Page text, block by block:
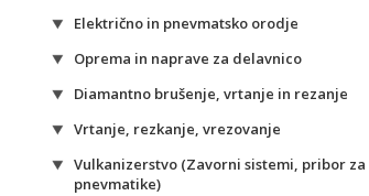
Električno in pnevmatsko orodje
Oprema in naprave za delavnico
Diamantno brušenje, vrtanje in rezanje
Vrtanje, rezkanje, vrezovanje
Vulkanizerstvo (Zavorni sistemi, pribor za
pnevmatike)